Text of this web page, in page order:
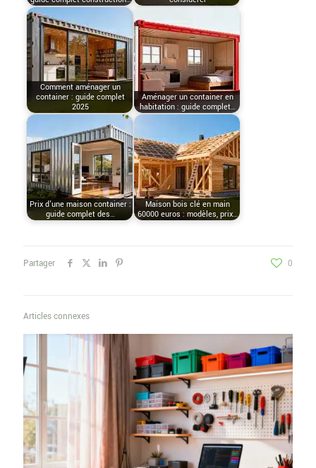
Comment aménager un
container : guide complet
2025
Aménager un container en
habitation : guide complet…
Prix d'une maison container :
guide complet des…
Maison bois clé en main
60000 euros : modèles, prix…
Partager 0
Articles connexes